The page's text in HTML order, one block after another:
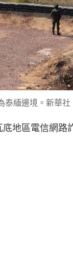
泰緬邊境。新華社
地區電信網路